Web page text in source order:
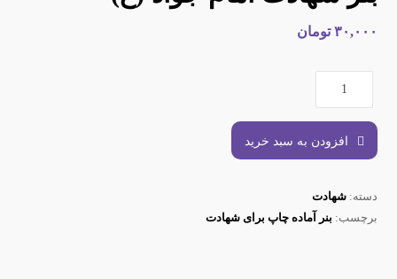
۳۰,۰۰۰ تومان
افزودن به سبد خرید
دسته:شهادت
برچسب: بنر آماده چاپ برای شهادت